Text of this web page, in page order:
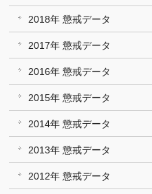
2018年 懲戒データ
2017年 懲戒データ
2016年 懲戒データ
2015年 懲戒データ
2014年 懲戒データ
2013年 懲戒データ
2012年 懲戒データ